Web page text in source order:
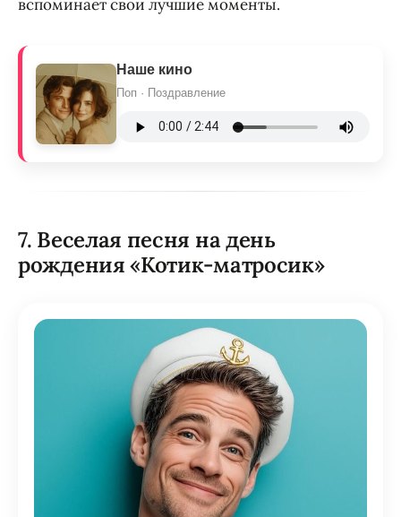
вспоминает свои лучшие моменты.
Наше кино
Поп · Поздравление
7. Веселая песня на день
рождения «Котик-матросик»